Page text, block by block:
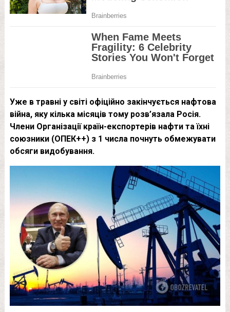
Уже в травні у світі офіційно закінчується нафтова
війна, яку кілька місяців тому розв’язала Росія.
Члени Організації країн-експортерів нафти та їхні
союзники (ОПЕК++) з 1 числа почнуть обмежувати
обсяги видобування.